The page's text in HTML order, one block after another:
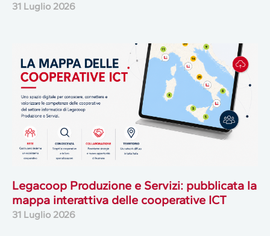
31 Luglio 2026
Legacoop Produzione e Servizi: pubblicata la
mappa interattiva delle cooperative ICT
31 Luglio 2026